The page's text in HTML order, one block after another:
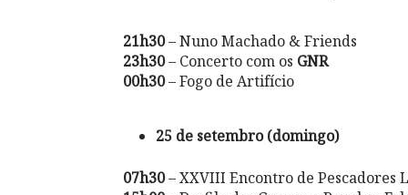
21h30– Nuno Machado & Friends
23h30– Concerto com os GNR
00h30– Fogo de Artifício
25 de setembro (domingo)
07h30– XXVIII Encontro de Pescadores